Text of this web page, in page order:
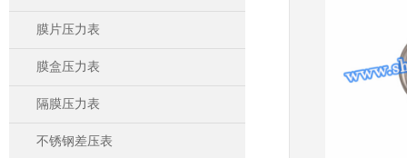
膜片压力表
膜盒压力表
隔膜压力表
不锈钢差压表